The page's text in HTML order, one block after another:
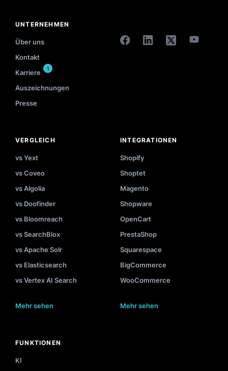
UNTERNEHMEN
Über uns
Kontakt
Karriere
1
Auszeichnungen
Presse
VERGLEICH
vs Yext
vs Coveo
vs Algolia
vs Doofinder
vs Bloomreach
vs SearchBlox
vs Apache Solr
vs Elasticsearch
vs Vertex AI Search
Mehr sehen
INTEGRATIONEN
Shopify
Shoptet
Magento
Shopware
OpenCart
PrestaShop
Squarespace
BigCommerce
WooCommerce
Mehr sehen
FUNKTIONEN
KI